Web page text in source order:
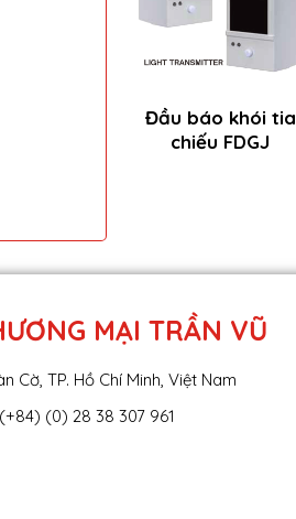
Đầu báo khói tia
chiếu FDGJ
MẠI TRẦN VŨ
Cờ, TP. Hồ Chí Minh, Việt Nam
(0) 28 38 307 961